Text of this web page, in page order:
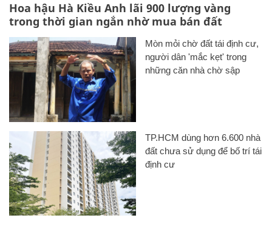
Hoa hậu Hà Kiều Anh lãi 900 lượng vàng
trong thời gian ngắn nhờ mua bán đất
Mòn mỏi chờ đất tái định cư,
người dân 'mắc kẹt' trong
những căn nhà chờ sập
TP.HCM dùng hơn 6.600 nhà
đất chưa sử dụng để bố trí tái
định cư